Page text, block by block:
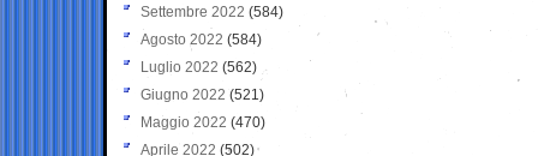
Settembre 2022 (584)
Agosto 2022 (584)
Luglio 2022 (562)
Giugno 2022 (521)
Maggio 2022 (470)
Aprile 2022 (502)